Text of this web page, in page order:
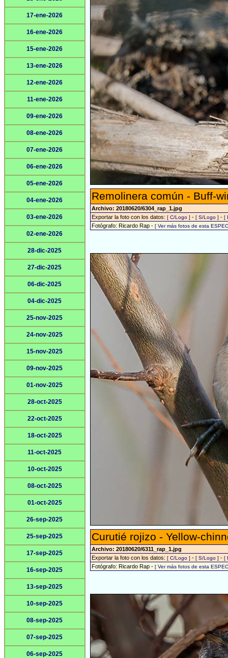
17-ene-2026
16-ene-2026
15-ene-2026
13-ene-2026
12-ene-2026
11-ene-2026
09-ene-2026
08-ene-2026
07-ene-2026
06-ene-2026
05-ene-2026
04-ene-2026
03-ene-2026
02-ene-2026
28-dic-2025
27-dic-2025
06-dic-2025
04-dic-2025
25-nov-2025
24-nov-2025
15-nov-2025
09-nov-2025
01-nov-2025
28-oct-2025
22-oct-2025
18-oct-2025
11-oct-2025
10-oct-2025
08-oct-2025
01-oct-2025
26-sep-2025
25-sep-2025
17-sep-2025
16-sep-2025
13-sep-2025
10-sep-2025
08-sep-2025
07-sep-2025
06-sep-2025
Remolinera común - Buff-
Archivo: 20180620/6304_rap_1.jpg
Exportar la foto con los datos: [ C/Logo ] - [ S/Logo ] - [
Fotógrafo: Ricardo Rap - [ Ver más fotos de esta
Curutié rojizo - Yellow-
Archivo: 20180620/6311_rap_1.jpg
Exportar la foto con los datos: [ C/Logo ] - [ S/Logo ] - [
Fotógrafo: Ricardo Rap - [ Ver más fotos de esta